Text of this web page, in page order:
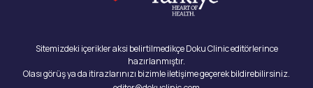
Sitemizdeki içerikler aksi belirtilmedikçe Doku Clinic editörlerince
hazırlanmıştır.
Olası görüş ya da itirazlarınızı bizimle iletişime geçerek bildirebilirsiniz.